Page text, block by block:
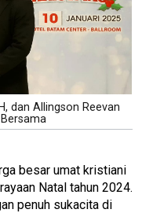
dan Allingson Reevan
besar umat kristiani
Natal tahun 2024.
penuh sukacita di